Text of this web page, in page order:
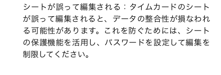
シートが誤って編集される：タイムカードのシート
が誤って編集されると、データの整合性が損なわれ
る可能性があります。これを防ぐためには、シート
の保護機能を活用し、パスワードを設定して編集を
制限してください。